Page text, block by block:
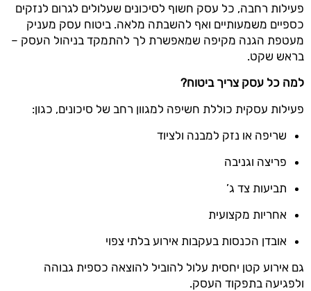
פעילות רחבה, כל עסק חשוף לסיכונים שעלולים לגרום לנזקים
כספיים משמעותיים ואף להשבתה מלאה. ביטוח עסק מעניק
מעטפת הגנה מקיפה שמאפשרת לך להתמקד בניהול העסק –
בראש שקט.
למה כל עסק צריך ביטוח?
פעילות עסקית כוללת חשיפה למגוון רחב של סיכונים, כגון:
שריפה או נזק למבנה ולציוד
פריצה וגניבה
תביעות צד ג’
אחריות מקצועית
אובדן הכנסות בעקבות אירוע בלתי צפוי
גם אירוע קטן יחסית עלול להוביל להוצאה כספית גבוהה
ולפגיעה בתפקוד העסק.